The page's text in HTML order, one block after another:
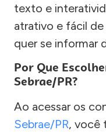
texto e
atrativo e fácil de
quer se informar
Por Que
Sebrae/PR?
Ao acessar os
Sebrae/PR, você